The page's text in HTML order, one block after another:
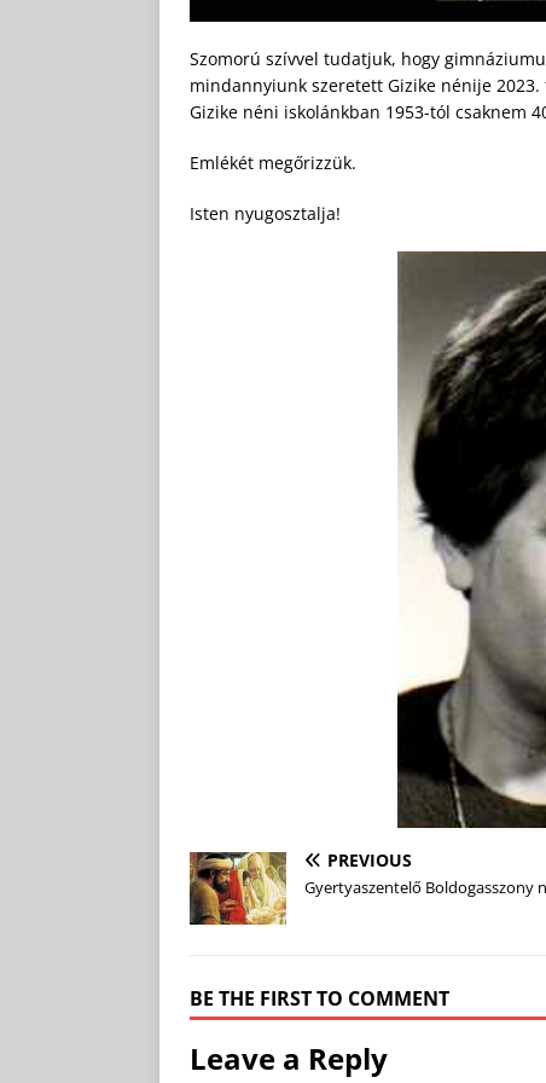
Szomorú szívvel tudatjuk, hogy
mindannyiunk szeretett Gizike nénije
Gizike néni iskolánkban 1953-tól csaknem
Emlékét megőrizzük.
Isten nyugosztalja!
PREVIOUS
Gyertyaszentelő Boldogasszony
BE THE FIRST TO COMMENT
Leave a Reply